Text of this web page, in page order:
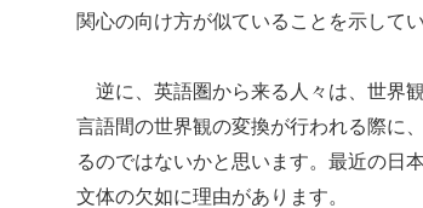
関心の向け方が似ていることを示してい
逆に、英語圏から来る人々は、世界
言語間の世界観の変換が行われる際に
るのではないかと思います。最近の日
文体の欠如に理由があります。